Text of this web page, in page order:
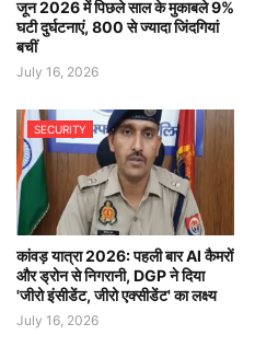
जून 2026 में पिछले साल के मुकाबले 9%
घटी दुर्घटनाएं, 800 से ज्यादा जिंदगियां
बचीं
July 16, 2026
SECURITY
कांवड़ यात्रा 2026: पहली बार AI कैमरों
और ड्रोन से निगरानी, DGP ने दिया
'जीरो इंसीडेंट, जीरो एक्सीडेंट' का लक्ष्य
July 16, 2026